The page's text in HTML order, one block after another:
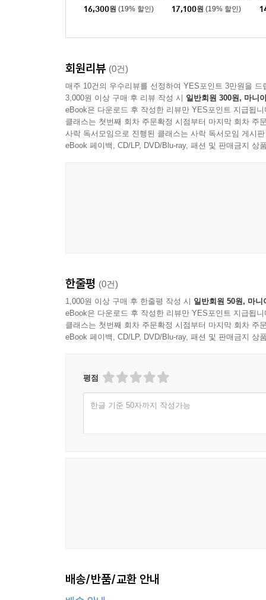
ge
16,300원 (19% 할인)
LOCK UP
17,100원 (19% 할인)
회원리뷰 (0건)
매주 10건의 우수리뷰를 선정하여 YES포인트 3만원을 드
3,000원 이상 구매 후 리뷰 작성 시 일반회원 300원, 마니
eBook은 다운로드 후 작성한 리뷰만 YES포인트 지급됩니
클래스는 첫번째 회차 주문확정 시점부터 마지막 회차 주
사락 독서모임으로 진행된 클래스는 사락 독서모임 게시
eBook 페이백, CD/LP, DVD/Blu-ray, 패션 및 판매금지 상
한줄평 (0건)
1,000원 이상 구매 후 한줄평 작성 시 일반회원 50원, 마니
eBook은 다운로드 후 작성한 리뷰만 YES포인트 지급됩니
클래스는 첫번째 회차 주문확정 시점부터 마지막 회차 주
eBook 페이백, CD/LP, DVD/Blu-ray, 패션 및 판매금지 상
평점
한글 기준 50자까지 작성가능
배송/반품/교환 안내